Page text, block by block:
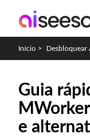
Início > Desbloquear
Guia
e